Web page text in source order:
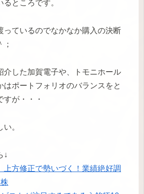
ところです。
っているのでなかなか購入の決断
介した加賀電子や、トモニホール
はポートフォリオのバランスをと
すが・・・
。
↓
上方修正で勢いづく！業績絶好調